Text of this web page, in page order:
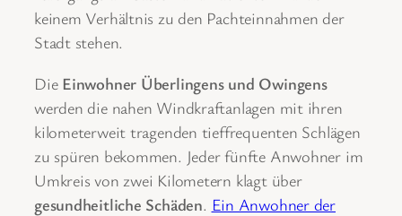
keinem Verhältnis zu den Pachteinnahmen der
Stadt stehen.
Die Einwohner Überlingens und Owingens
werden die nahen Windkraftanlagen mit ihren
kilometerweit tragenden tieffrequenten Schlägen
zu spüren bekommen. Jeder fünfte Anwohner im
Umkreis von zwei Kilometern klagt über
gesundheitliche Schäden. Ein Anwohner der